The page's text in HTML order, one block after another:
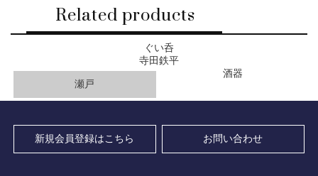
Related products
ぐい呑
寺田鉄平
瀬戸
酒器
新規会員登録はこちら お問い合わせ